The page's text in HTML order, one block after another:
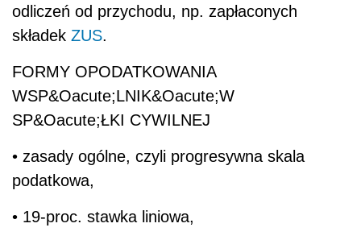
odliczeń od przychodu, np. zapłaconych
składek ZUS.
FORMY OPODATKOWANIA
WSP&Oacute;LNIK&Oacute;W
SP&Oacute;ŁKI CYWILNEJ
• zasady ogólne, czyli progresywna skala
podatkowa,
• 19-proc. stawka liniowa,